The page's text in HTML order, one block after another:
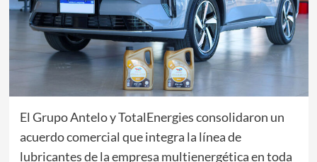
El Grupo Antelo y TotalEnergies consolidaron un
acuerdo comercial que integra la línea de
lubricantes de la empresa multienergética en toda